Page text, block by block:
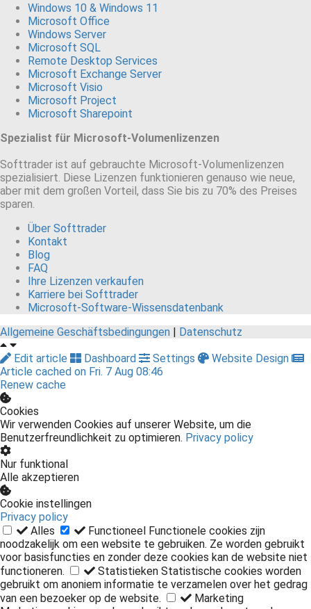
Windows 10 & Windows 11
Microsoft Office
Windows Server
Microsoft SQL
Remote Desktop Services
Microsoft Exchange Server
Microsoft Visio
Microsoft Project
Microsoft Sharepoint
Spezialist für Microsoft-Volumenlizenzen
Softtrader ist auf gebrauchte Microsoft-Volumenlizenzen
spezialisiert. Diese Lizenzen funktionieren genauso wie neue,
aber mit dem großen Vorteil, dass Sie bis zu 70% des Preises
sparen.
Über Softtrader
Kontakt
Blog
FAQ
Ihre Lizenzen verkaufen
Karriere bei Softtrader
Microsoft-Software-Wissensdatenbank
Allgemeine Geschäftsbedingungen | Datenschutz
Edit article
Dashboard Settings
Website Design
Article cached on Fri. 7 Aug 08:46
Renew cache
Cookies
Wir verwenden Cookies auf unserer Website, um die
Benutzerfreundlichkeit zu optimieren. Privacy policy
Nur funktional
Alle akzeptieren
Cookie instellingen
Privacy policy
Alles
Functioneel Functionele cookies zijn
noodzakelijk om een website te gebruiken. Ze worden gebruikt
voor basisfuncties en zonder deze cookies kan de website niet
functioneren.
Statistieken Statistische cookies worden
gebruikt om anoniem informatie te verzamelen over het gedrag
van een bezoeker op de website.
Marketing